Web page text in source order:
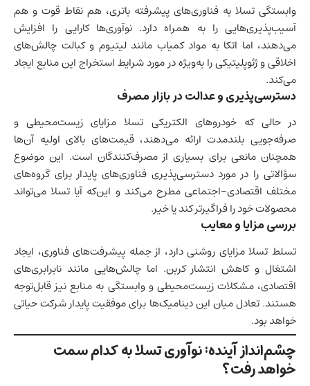
وابستگی تسلا به فناوری‌های پیشرفته باتری، هم نقاط قوت و هم
آسیب‌پذیری‌هایی را به همراه دارد. نوآوری‌ها کارایی را افزایش
می‌دهند، اما اتکا به مواد کمیاب مانند لیتیوم و کبالت چالش‌های
اخلاقی و ژئوپلیتیکی را به‌ویژه در مورد شرایط استخراج این منابع ایجاد
می‌کند.
دسترسی‌پذیری و عدالت در بازار مصرف
در حالی که خودروهای الکتریکی تسلا مزایای زیست‌محیطی و
صرفه‌جویی بلندمدت ارائه می‌دهند، قیمت‌های بالای اولیه آن‌ها
همچنان مانعی برای بسیاری از مصرف‌کنندگان است. این موضوع
سؤالاتی را در مورد دسترسی‌پذیری فناوری‌های پایدار برای گروه‌های
مختلف اقتصادی-اجتماعی مطرح می‌کند و این‌که آیا تسلا می‌تواند
محصولات خود را فراگیرتر کند یا خیر.
بررسی مزایا و معایب
تسلط تسلا مزایای روشنی دارد، از جمله پیشرفت‌های فناوری، ایجاد
اشتغال و کاهش انتشار کربن. اما چالش‌هایی مانند نابرابری‌های
اقتصادی، مشکلات زیست‌محیطی و وابستگی به منابع نیز قابل‌توجه
هستند. تعادل میان این دینامیک‌ها برای موفقیت پایدار شرکت حیاتی
خواهد بود.
چشم‌انداز آینده: نوآوری تسلا به کدام سمت
خواهد رفت؟